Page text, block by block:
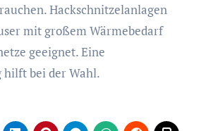
Hackschnitzelanlagen
mit großem Wärmebedarf
geeignet. Eine
hilft bei der Wahl.